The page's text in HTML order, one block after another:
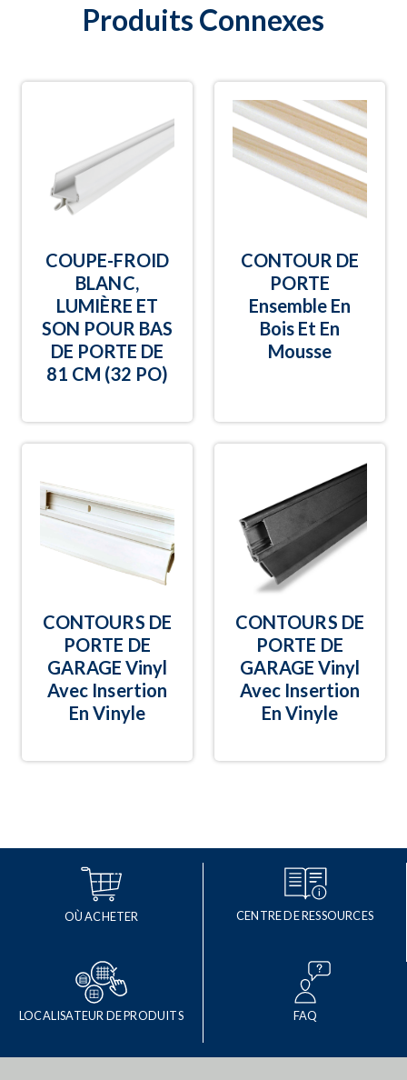
Produits Connexes
COUPE-FROID
BLANC,
LUMIÈRE ET
SON POUR BAS
DE PORTE DE
81 CM (32 PO)
CONTOUR DE
PORTE
Ensemble En
Bois Et En
Mousse
CONTOURS DE
PORTE DE
GARAGE Vinyl
Avec Insertion
En Vinyle
CONTOURS DE
PORTE DE
GARAGE Vinyl
Avec Insertion
En Vinyle
OÙ ACHETER CENTRE DE RESSOURCES
LOCALISATEUR DE PRODUITS FAQ